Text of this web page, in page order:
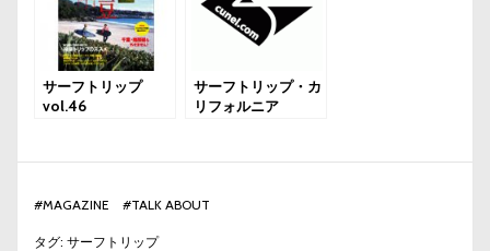
サーフトリップ
vol.46
サーフトリップ・カ
リフォルニア
#MAGAZINE #TALK ABOUT
タグ: サーフトリップ